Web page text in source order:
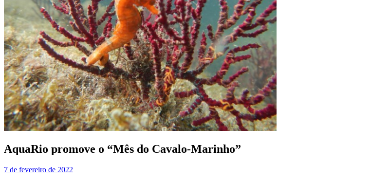
AquaRio promove o “Mês do Cavalo-Marinho”
7 de fevereiro de 2022